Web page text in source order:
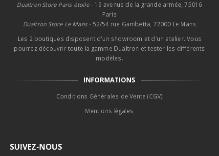
Dualtron Store Paris étoile- 19 avenue de la grande armée, 75016
Paris
Dualtron Store Le Mans - 52/54 rue Gambetta, 72000 Le Mans
Les 2 boutiques disposent d'un showroom et d'un atelier. Vous
pourrez découvrir toute la gamme Dualtron et tester les différents
modèles.
INFORMATIONS
Conditions Générales de Vente (CGV)
Mentions légales
SUIVEZ-NOUS